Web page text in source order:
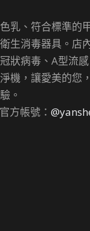
乳、符合標準的
生消毒器具。店
狀病毒、A型流感
機，讓愛美的您
。
方帳號：